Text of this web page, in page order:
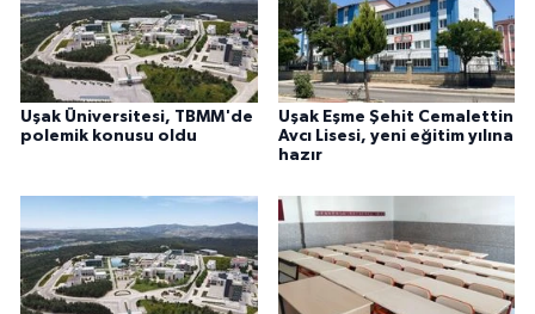
Uşak Üniversitesi, TBMM'de
polemik konusu oldu
Uşak Eşme Şehit Cemalettin
Avcı Lisesi, yeni eğitim yılına
hazır